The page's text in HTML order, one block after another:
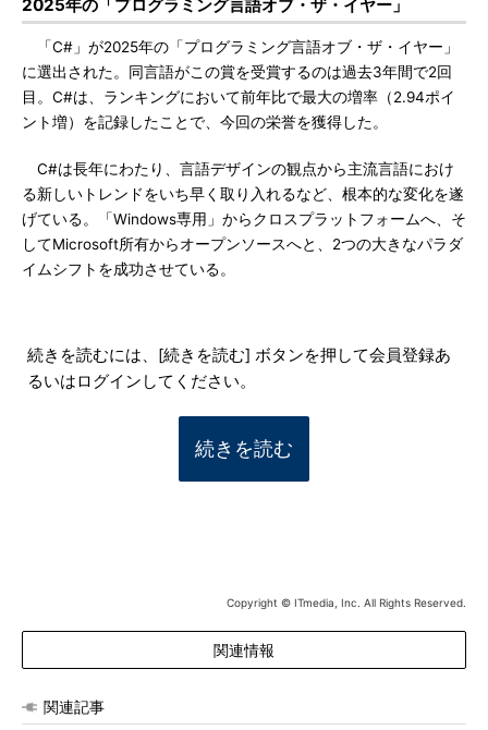
2025年の「プログラミング言語オブ・ザ・イヤー」
「C#」が2025年の「プログラミング言語オブ・ザ・イヤー」
に選出された。同言語がこの賞を受賞するのは過去3年間で2回
目。C#は、ランキングにおいて前年比で最大の増率（2.94ポイ
ント増）を記録したことで、今回の栄誉を獲得した。
C#は長年にわたり、言語デザインの観点から主流言語におけ
る新しいトレンドをいち早く取り入れるなど、根本的な変化を遂
げている。「Windows専用」からクロスプラットフォームへ、そ
してMicrosoft所有からオープンソースへと、2つの大きなパラダ
イムシフトを成功させている。
続きを読むには、[続きを読む] ボタンを押して会員登録あ
るいはログインしてください。
続きを読む
Copyright © ITmedia, Inc. All Rights Reserved.
関連情報
関連記事